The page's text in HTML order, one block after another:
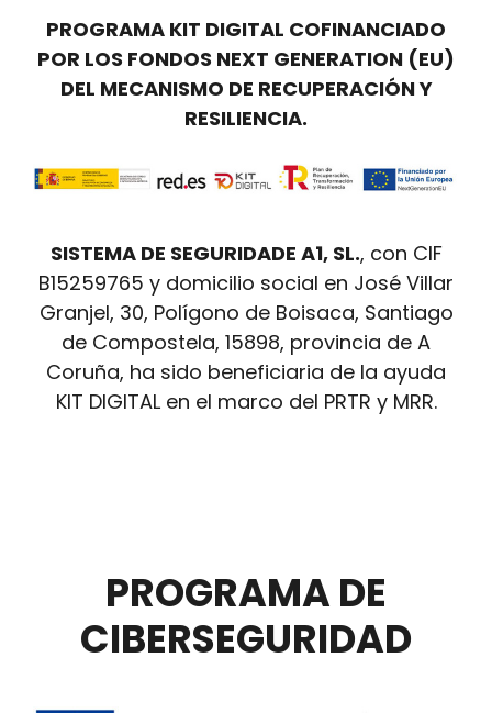
PROGRAMA KIT DIGITAL COFINANCIADO
POR LOS FONDOS NEXT GENERATION (EU)
DEL MECANISMO DE RECUPERACIÓN Y
RESILIENCIA.
SISTEMA DE SEGURIDADE A1, SL., con CIF
B15259765 y domicilio social en José Villar
Granjel, 30, Polígono de Boisaca, Santiago
de Compostela, 15898, provincia de A
Coruña, ha sido beneficiaria de la ayuda
KIT DIGITAL en el marco del PRTR y MRR.
PROGRAMA DE
CIBERSEGURIDAD